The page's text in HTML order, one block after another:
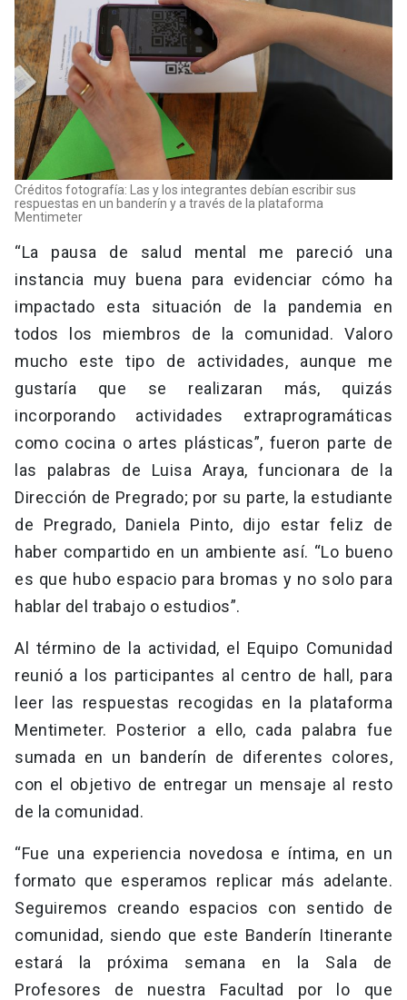
Créditos fotografía: Las y los integrantes debían escribir sus
respuestas en un banderín y a través de la plataforma
Mentimeter
“La pausa de salud mental me pareció una
instancia muy buena para evidenciar cómo ha
impactado esta situación de la pandemia en
todos los miembros de la comunidad. Valoro
mucho este tipo de actividades, aunque me
gustaría que se realizaran más, quizás
incorporando actividades extraprogramáticas
como cocina o artes plásticas”, fueron parte de
las palabras de Luisa Araya, funcionara de la
Dirección de Pregrado; por su parte, la estudiante
de Pregrado, Daniela Pinto, dijo estar feliz de
haber compartido en un ambiente así. “Lo bueno
es que hubo espacio para bromas y no solo para
hablar del trabajo o estudios”.
Al término de la actividad, el Equipo Comunidad
reunió a los participantes al centro de hall, para
leer las respuestas recogidas en la plataforma
Mentimeter. Posterior a ello, cada palabra fue
sumada en un banderín de diferentes colores,
con el objetivo de entregar un mensaje al resto
de la comunidad.
“Fue una experiencia novedosa e íntima, en un
formato que esperamos replicar más adelante.
Seguiremos creando espacios con sentido de
comunidad, siendo que este Banderín Itinerante
estará la próxima semana en la Sala de
Profesores de nuestra Facultad por lo que